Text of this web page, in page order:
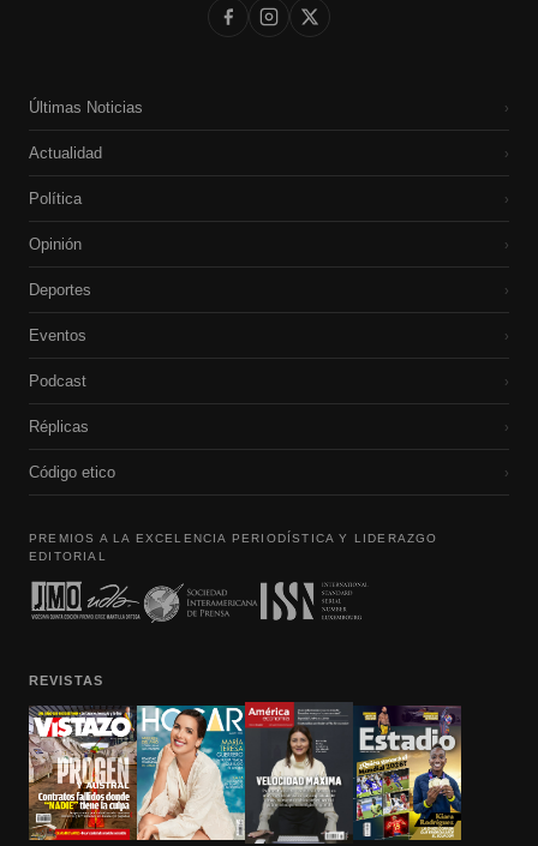
Últimas Noticias ›
Actualidad ›
Política ›
Opinión ›
Deportes ›
Eventos ›
Podcast ›
Réplicas ›
Código etico ›
PREMIOS A LA EXCELENCIA PERIODÍSTICA Y LIDERAZGO
EDITORIAL
REVISTAS